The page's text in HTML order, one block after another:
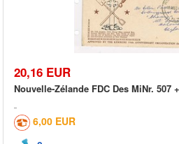
20,16 EUR
Nouvelle-Zélande FDC Des MiNr. 507
6,00 EUR